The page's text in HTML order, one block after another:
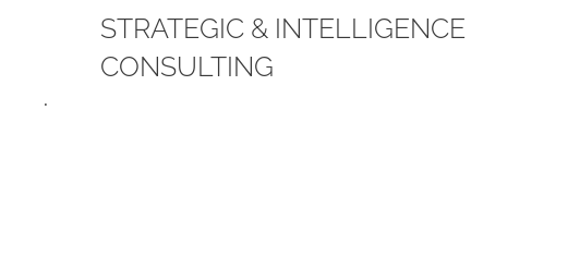
STRATEGIC & INTELLIGENCE
CONSULTING
.